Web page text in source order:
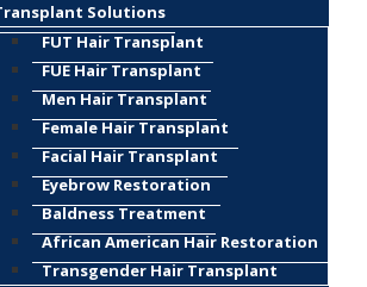
Solutions
FUT Hair Transplant
FUE Hair Transplant
Men Hair Transplant
Female Hair Transplant
Facial Hair Transplant
Eyebrow Restoration
Baldness Treatment
African American Hair Restoration
Transgender Hair Transplant